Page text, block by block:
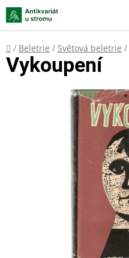
Přejít
na
obsah
Domů
/ Beletrie / Světová beletrie /
Vykoupení